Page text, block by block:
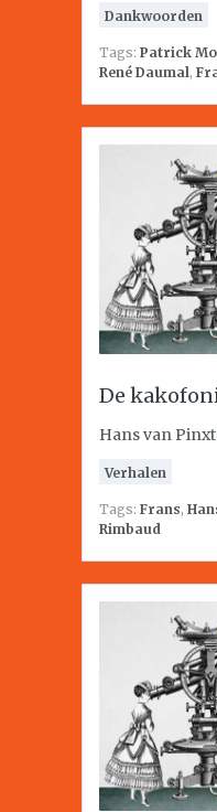
Dankwoorden
Tags: Patrick
René Daumal,
De
Hans van
Verhalen
Tags: Frans,
Rimbaud